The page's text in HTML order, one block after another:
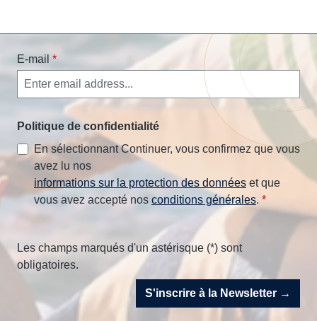
E-mail *
Politique de confidentialité
En sélectionnant Continuer, vous confirmez que vous
avez lu nos
informations sur la protection des données et que
vous avez accepté nos conditions générales. *
Les champs marqués d'un astérisque (*) sont
obligatoires.
S'inscrire à la Newsletter →